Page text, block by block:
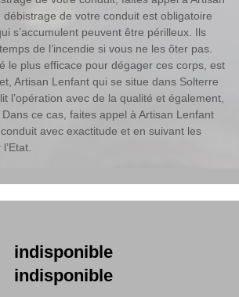
de votre conduit est obligatoire
s’accumulent peuvent être périlleux. Ils
de l’incendie si vous ne les ôter pas.
le plus efficace pour dégager ces corps, est
Artisan Lenfant qui se situe dans Solterre
l’opération avec de la qualité et également,
ce cas, faites appel à Artisan Lenfant
avec exactitude et en suivant les
indisponible
indisponible